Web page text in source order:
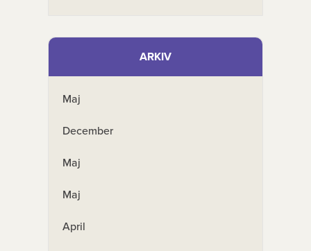
ARKIV
Maj
December
Maj
Maj
April